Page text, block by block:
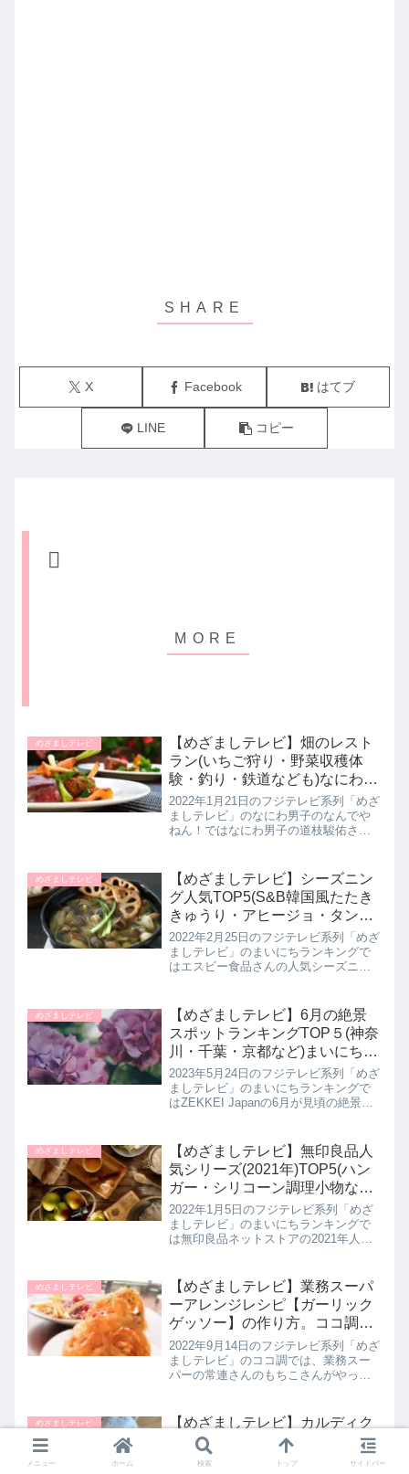
X Facebook はてブ
LINE コピー
めざましテレビ
【めざましテレビ】畑のレスト
ラン(いちご狩り・野菜収穫体
験・釣り・鉄道なども)なにわ男
子のなんでやねん！1月21日
2022年1月21日のフジテレビ系列「めざ
ましテレビ」のなにわ男子のなんでや
ねん！ではなにわ男子の道枝駿佑さん
ストランを詳しく紹介します。>>なに
わ男子のなんでやねん！記事...
めざましテレビ
【めざましテレビ】シーズニン
グ人気TOP5(S&B韓国風たたき
きゅうり・アヒージョ・タンド
リーチキンのスパイスなど)まい
にちランキング｜2月25日
2022年2月25日のフジテレビ系列「めざ
ましテレビ」のまいにちランキングで
はエスビー食品さんの人気シーズニン
こちらエスビー食品シーズニング人気
ランキングTOP５第５...
めざましテレビ
【めざましテレビ】6月の絶景
スポットランキングTOP５(神奈
川・千葉・京都など)まいにちラ
ンキング｜5月24日
2023年5月24日のフジテレビ系列「めざ
ましテレビ」のまいにちランキングで
はZEKKEI Japanの6月が見頃の絶景ス
レビ記事一覧はこちら6月が見頃の絶景
スポット...
めざましテレビ
【めざましテレビ】無印良品人
気シリーズ(2021年)TOP5(ハン
ガー・シリコーン調理小物など)
まいにちランキング｜1月5日
2022年1月5日のフジテレビ系列「めざ
ましテレビ」のまいにちランキングで
は無印良品ネットストアの2021年人気
はこちら無印良品2021年人気商品ラン
キングTOP５第...
めざましテレビ
【めざましテレビ】業務スーパ
ーアレンジレシピ【ガーリック
ゲッソー】の作り方。ココ調！
9月14日
2022年9月14日のフジテレビ系列「めざ
ましテレビ」のココ調では、業務スー
パーの常連さんのもちこさんがやって
り方について教えてくれたので詳しく
めざましテレビ
【めざましテレビ】カルディク
リスマスフードランキング
TOP5（Xmasソックス・シュト
メニュー ホーム 検索 トップ サイドバー